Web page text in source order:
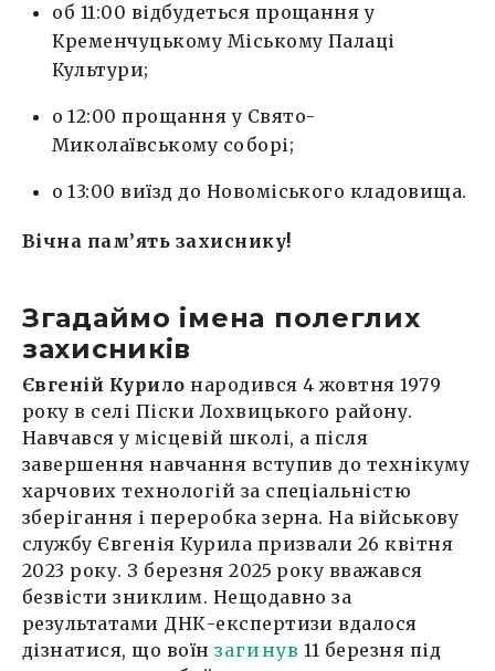
об 11:00 відбудеться прощання у
Кременчуцькому Міському Палаці
Культури;
о 12:00 прощання у Свято-
Миколаївському соборі;
о 13:00 виїзд до Новоміського кладовища.
Вічна пам’ять захиснику!
Згадаймо імена полеглих
захисників
Євгеній Курилонародився 4 жовтня 1979
року в селі Піски Лохвицького району.
Навчався у місцевій школі, а після
завершення навчання вступив до технікуму
харчових технологій за спеціальністю
зберігання і переробка зерна. На військову
службу Євгенія Курила призвали 26 квітня
2023 року. З березня 2025 року вважався
безвісти зниклим. Нещодавно за
результатами ДНК-експертизи вдалося
дізнатися, що воїнзагинув 11 березня під